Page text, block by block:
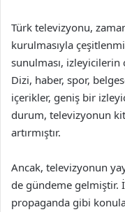
Türk televizyonu,
kurulmasıyla
sunulması,
Dizi, haber, spor,
içerikler, geniş bir
durum, televizyonun
artırmıştır.
Ancak, televizyonun
de gündeme gelmiştir.
propaganda gibi